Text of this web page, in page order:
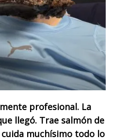
profesional. La
llegó. Trae salmón de
muchísimo todo lo